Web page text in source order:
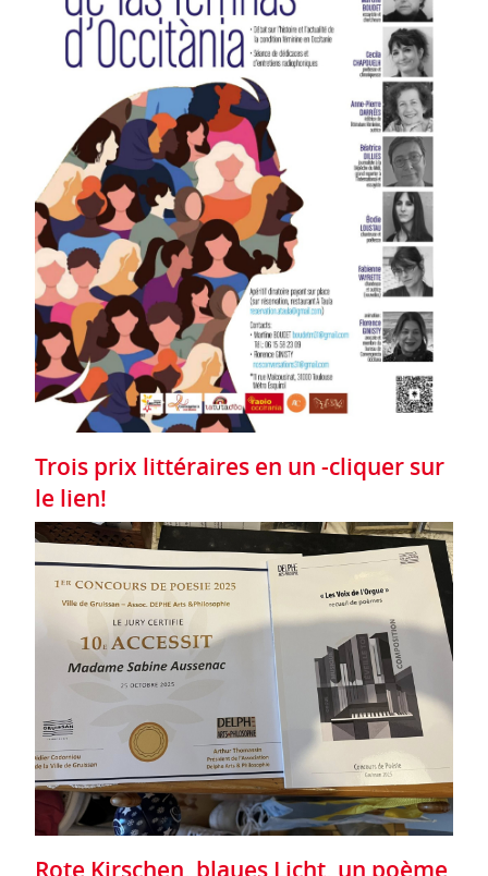
Trois prix littéraires en un -cliquer sur
le lien!
Rote Kirschen, blaues Licht, un poème